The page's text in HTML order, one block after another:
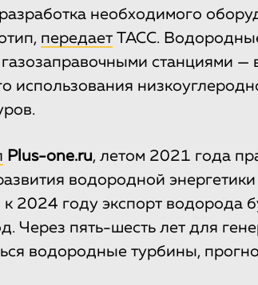
необходимого
передает ТАСС.
станциями —
использования
Plus-one.ru, летом 2021 года
водородной
к 2024 году экспорт водорода
Через пять-шесть лет для
водородные турбины,